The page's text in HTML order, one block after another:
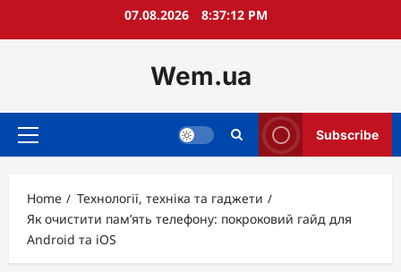
07.08.2026 8:37:13 PM
Wem.ua
Primary
Subscribe
Home
Технології, техніка та гаджети
Як очистити пам’ять телефону: покроковий гайд для
Android та iOS